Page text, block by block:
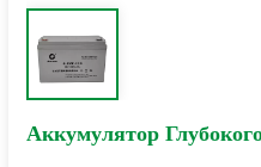
Аккумулятор